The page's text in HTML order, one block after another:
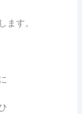
ます。